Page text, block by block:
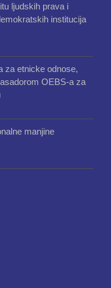
ljudskih prava i
institucija
za etnicke odnose,
OEBS-a za
manjine